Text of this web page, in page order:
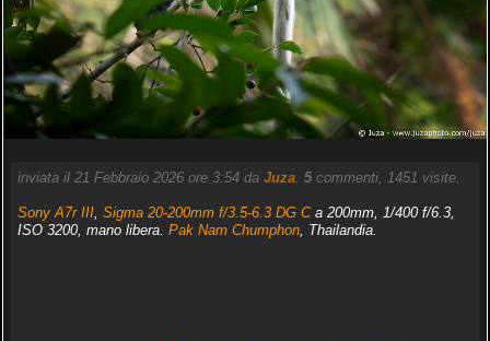
inviata il 21 Febbraio 2026 ore 3:54 da Juza. 5commenti, 1451 visite.
Sony A7r III, Sigma 20-200mm f/3.5-6.3 DG Ca 200mm, 1/400 f/6.3,
ISO 3200, mano libera. Pak Nam Chumphon, Thailandia.